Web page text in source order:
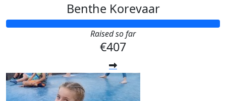
Benthe Korevaar
Raised so far
€407